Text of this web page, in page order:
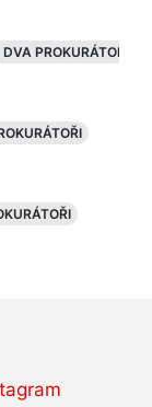
DVA PROKURÁTOŘI